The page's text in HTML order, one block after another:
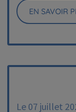
EN SAVOIR
Le 07 juillet